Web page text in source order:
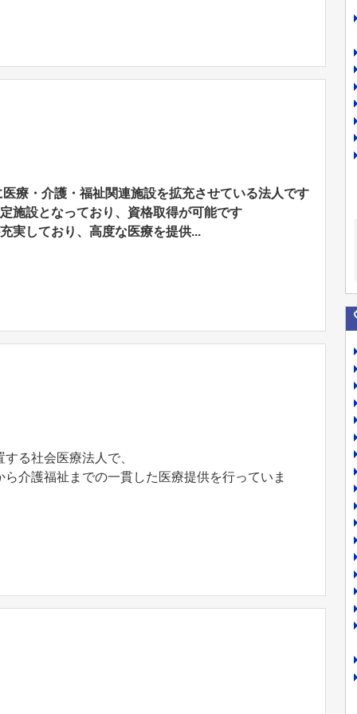
療・介護・福祉関連施設を拡充させている法人です
施設となっており、資格取得が可能です
実しており、高度な医療を提供...
る社会医療法人で、
介護福祉までの一貫した医療提供を行っていま